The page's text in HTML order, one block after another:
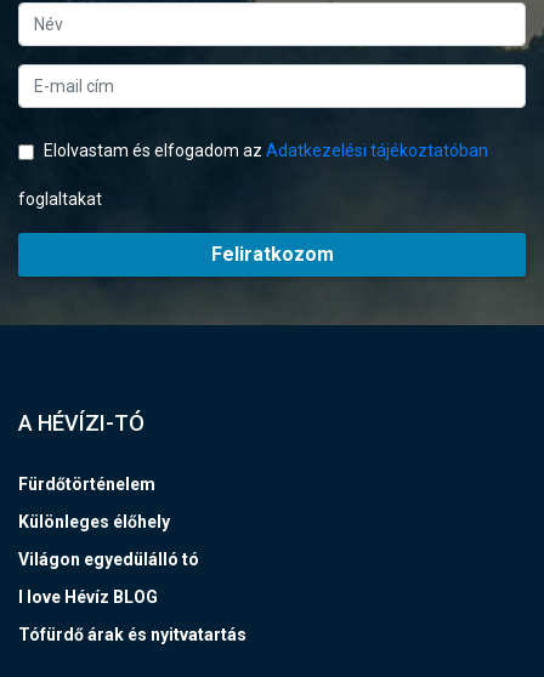
Elolvastam és elfogadom az Adatkezelési tájékoztatóban
foglaltakat
Feliratkozom
A HÉVÍZI-TÓ
Fürdőtörténelem
Különleges élőhely
Világon egyedülálló tó
I love Hévíz BLOG
Tófürdő árak és nyitvatartás